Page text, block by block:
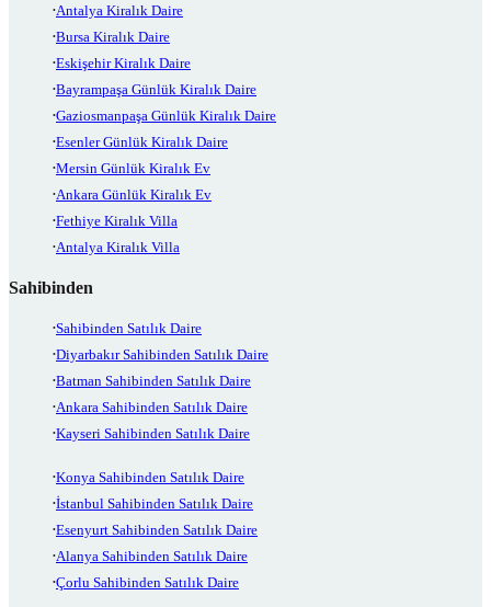
Antalya Kiralık Daire
Bursa Kiralık Daire
Eskişehir Kiralık Daire
Bayrampaşa Günlük Kiralık Daire
Gaziosmanpaşa Günlük Kiralık Daire
Esenler Günlük Kiralık Daire
Mersin Günlük Kiralık Ev
Ankara Günlük Kiralık Ev
Fethiye Kiralık Villa
Antalya Kiralık Villa
Sahibinden
Sahibinden Satılık Daire
Diyarbakır Sahibinden Satılık Daire
Batman Sahibinden Satılık Daire
Ankara Sahibinden Satılık Daire
Kayseri Sahibinden Satılık Daire
Konya Sahibinden Satılık Daire
İstanbul Sahibinden Satılık Daire
Esenyurt Sahibinden Satılık Daire
Alanya Sahibinden Satılık Daire
Çorlu Sahibinden Satılık Daire